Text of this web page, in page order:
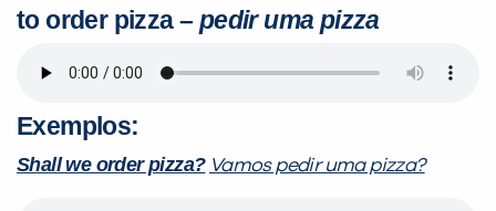
to order pizza– pedir uma pizza
Exemplos:
Shall we order pizza? Vamos pedir uma pizza?